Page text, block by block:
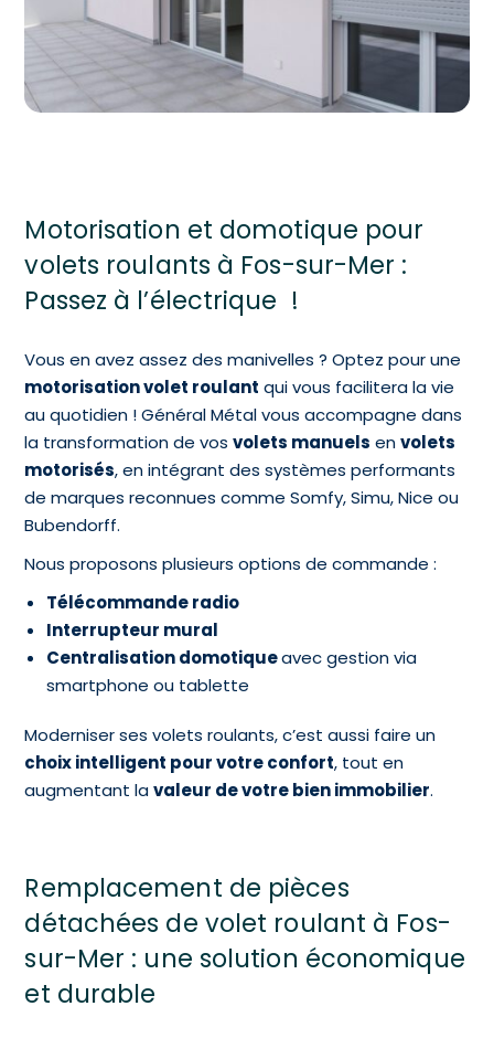
Motorisation et domotique pour
volets roulants à Fos-sur-Mer :
Passez à l’électrique !
Vous en avez assez des manivelles ? Optez pour une
motorisation volet roulant qui vous facilitera la vie
au quotidien ! Général Métal vous accompagne dans
la transformation de vosvolets manuels envolets
motorisés, en intégrant des systèmes performants
de marques reconnues comme Somfy, Simu, Nice ou
Bubendorff.
Nous proposons plusieurs options de commande :
Télécommande radio
Interrupteur mural
Centralisation domotiqueavec gestion via
smartphone ou tablette
Moderniser ses volets roulants, c’est aussi faire un
choix intelligent pour votre confort, tout en
augmentant lavaleur de votre bien immobilier.
Remplacement de pièces
détachées de volet roulant à Fos-
sur-Mer : une solution économique
et durable